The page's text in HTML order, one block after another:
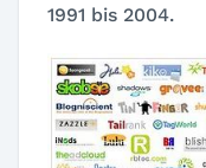
1991 bis 2004.